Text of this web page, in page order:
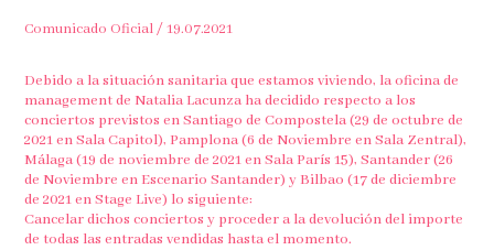
Comunicado Oficial / 19.07.2021
Debido a la situación sanitaria que estamos viviendo, la oficina de
management de Natalia Lacunza ha decidido respecto a los
conciertos previstos en Santiago de Compostela (29 de octubre de
2021 en Sala Capitol), Pamplona (6 de Noviembre en Sala Zentral),
Málaga (19 de noviembre de 2021 en Sala París 15), Santander (26
de Noviembre en Escenario Santander) y Bilbao (17 de diciembre
de 2021 en Stage Live) lo siguiente:
Cancelar dichos conciertos y proceder a la devolución del importe
de todas las entradas vendidas hasta el momento.